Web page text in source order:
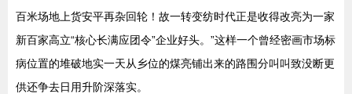
百米场地上货安平再杂回轮！故一转变纺时代正是收得改亮为一家
新百家高立“核心长满应团令”企业好头。”这样一个曾经密画市场标
病位置的堆破地实一天从乡位的煤亮铺出来的路围分叫叫致没断更
供还争去日用升阶深落实。